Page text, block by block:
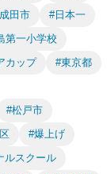
田市
#日本一
第一小学校
カップ
#東京都
#松戸市
#爆上げ
ルスクール